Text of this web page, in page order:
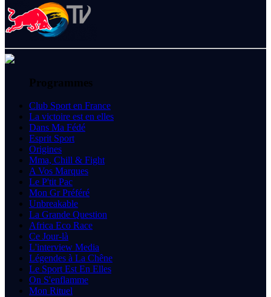
Programmes
Club Sport en France
La victoire est en elles
Dans Ma Fédé
Esprit Sport
Origines
Mma, Chill & Fight
A Vos Marques
Le P'tit Pac
Mon Gr Préféré
Unbreakable
La Grande Question
Africa Eco Race
Ce Jour-là
L'interview Media
Légendes à La Chêne
Le Sport Est En Elles
On S'enflamme
Mon Rituel